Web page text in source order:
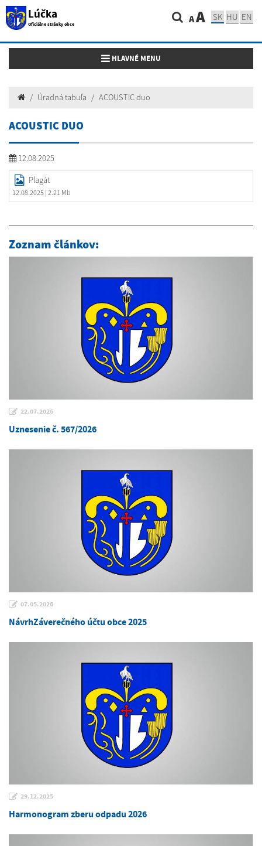
Lúčka
Oficiálne stránky obce AA SK HU EN
Toggle navigation
HLAVNÉ MENU
Úradná tabuľa ACOUSTIC duo
ACOUSTIC DUO
12.08.2025
Plagát
12.08.2025 | 2.21 Mb
Zoznam článkov:
22.07.2026
Uznesenie č. 567/2026
07.05.2026
NávrhZáverečného účtu obce 2025
29.12.2025
Harmonogram zberu odpadu 2026